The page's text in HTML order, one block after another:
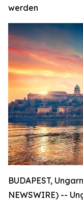
werden
BUDAPEST,
NEWSWIRE) --